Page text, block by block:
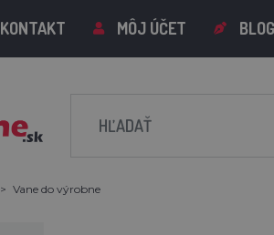
KONTAKT MÔJ ÚČET BLOG
Vane do výrobne